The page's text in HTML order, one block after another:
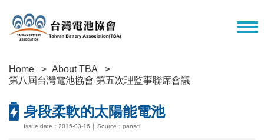
Home
About TBA
第八屆台灣電池協會 第五次理監事聯席會議
身段柔軟的太陽能電池
Issue date：2015-03-16 │ Source：pansci